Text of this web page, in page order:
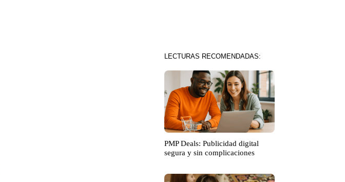
LECTURAS RECOMENDADAS:
PMP Deals: Publicidad digital
segura y sin complicaciones